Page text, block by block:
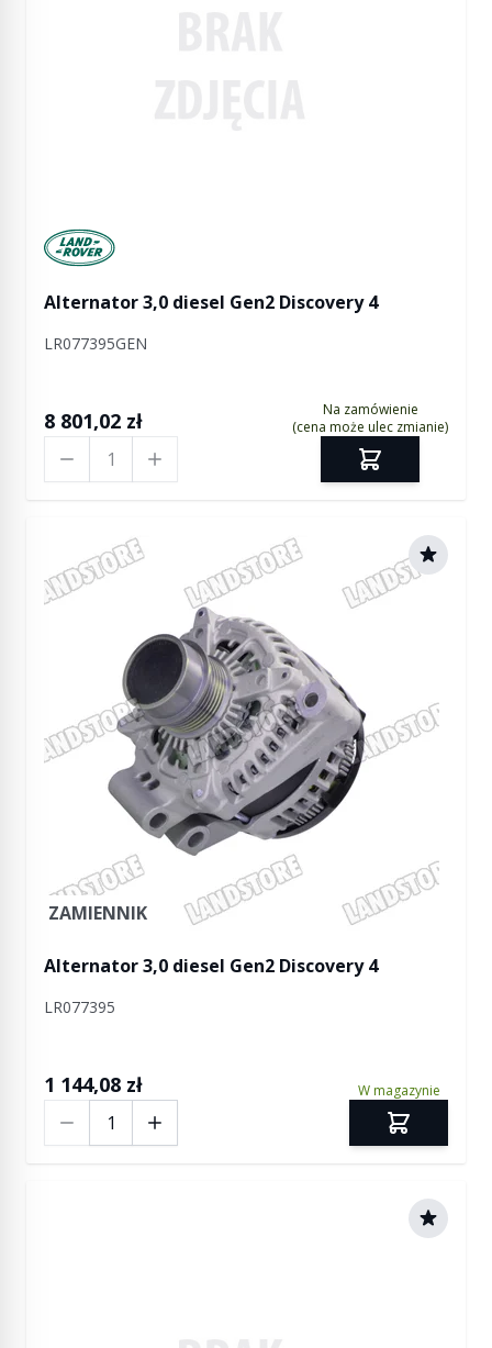
Manufactured by Land rover
Alternator 3,0 diesel Gen2 Discovery 4
LR077395GEN
8 801,02 zł
Na zamówienie
(cena może ulec zmianie)
ZAMIENNIK
Alternator 3,0 diesel Gen2 Discovery 4
LR077395
1 144,08 zł W magazynie